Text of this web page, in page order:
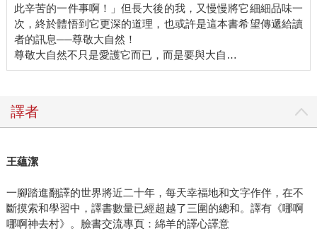
此辛苦的一件事啊！」但長大後的我，又慢慢將它細細品味一
次，終於體悟到它更深的道理，也或許是這本書希望傳遞給讀
者的訊息──尊敬大自然！
尊敬大自然不只是愛護它而已，而是要與大自…
譯者
王蘊潔
一腳踏進翻譯的世界將近二十年，每天幸福地和文字作伴，在不
斷摸索和學習中，譯書數量已經超越了三圍的總和。譯有《哪啊
哪啊神去村》。臉書交流專頁：綿羊的譯心譯意